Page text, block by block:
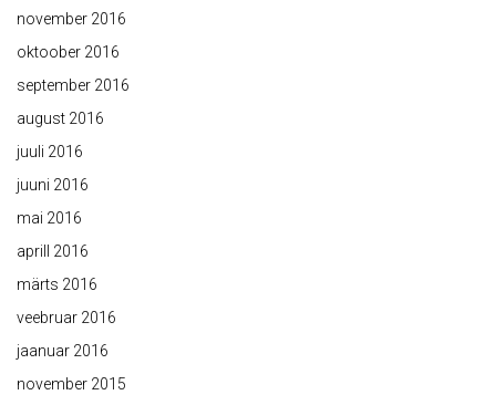
november 2016
oktoober 2016
september 2016
august 2016
juuli 2016
juuni 2016
mai 2016
aprill 2016
märts 2016
veebruar 2016
jaanuar 2016
november 2015